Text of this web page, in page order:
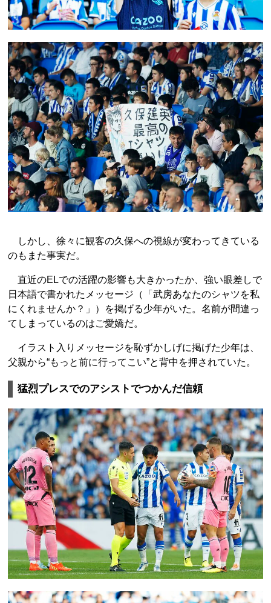
しかし、徐々に観客の久保への視線が変わってきている
のもまた事実だ。
直近のELでの活躍の影響も大きかったか、強い眼差しで
日本語で書かれたメッセージ（「武房あなたのシャツを私
にくれませんか？」）を掲げる少年がいた。名前が間違っ
てしまっているのはご愛嬌だ。
イラスト入りメッセージを恥ずかしげに掲げた少年は、
父親から“もっと前に行ってこい”と背中を押されていた。
猛烈プレスでのアシストでつかんだ信頼